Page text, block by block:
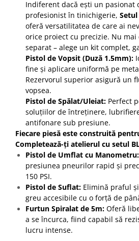
Indiferent dacă ești un pasionat
profesionist în tinichigerie, Setul
oferă versatilitatea de care ai
orice proiect cu precizie. Nu mai
separat – alege un kit complet,
Pistol de Vopsit (Duză 1.5mm):
fine și aplicare uniformă pe
Rezervorul superior asigură un
vopsea.
Pistol de Spălat/Uleiat: Perfect
soluțiilor de întreținere,
antifonare sub presiune.
Fiecare piesă este construită
Completează-ți atelierul cu setul
Pistol de Umflat cu Manometru:
presiunea pneurilor rapid și
150 PSI.
Pistol de Suflat: Elimină praful
greu accesibile cu o forță de
Furtun Spiralat de 5m: Oferă
a se încurca, fiind capabil să
lucru intense.